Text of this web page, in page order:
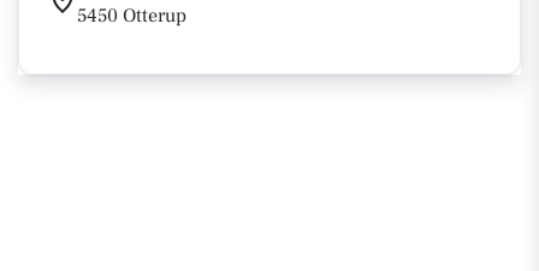
5450 Otterup